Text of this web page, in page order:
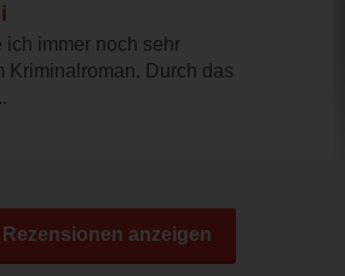
ich immer noch sehr
Kriminalroman. Durch das
Rezensionen anzeigen